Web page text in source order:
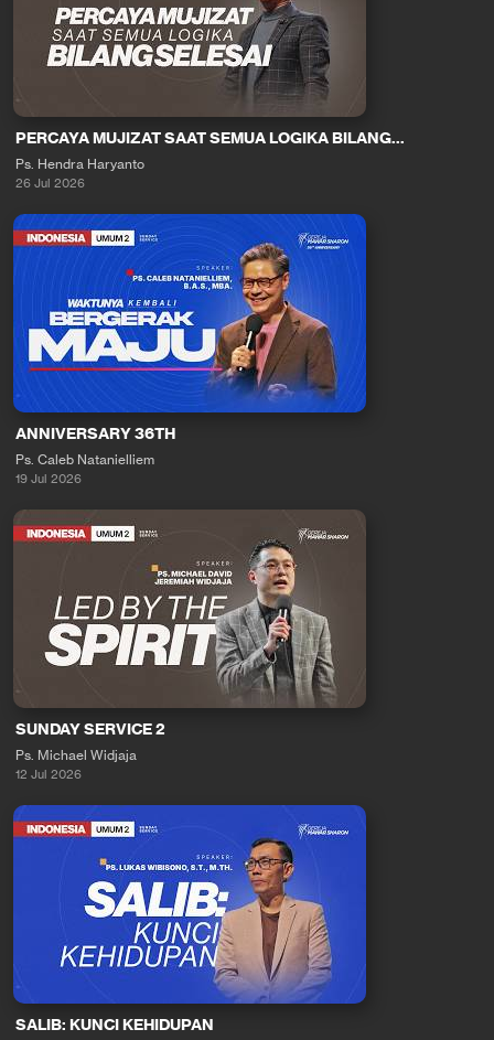
PERCAYA MUJIZAT SAAT SEMUA LOGIKA BILANG...
Ps. Hendra Haryanto
26 Jul 2026
ANNIVERSARY 36TH
Ps. Caleb Natanielliem
19 Jul 2026
SUNDAY SERVICE 2
Ps. Michael Widjaja
12 Jul 2026
SALIB: KUNCI KEHIDUPAN